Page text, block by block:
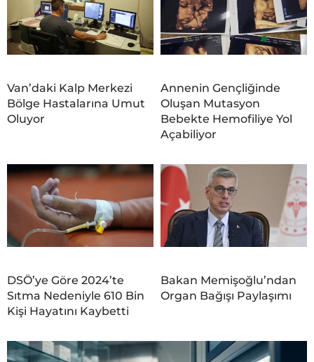
Van’daki Kalp Merkezi
Bölge Hastalarına Umut
Oluyor
Annenin Gençliğinde
Oluşan Mutasyon
Bebekte Hemofiliye Yol
Açabiliyor
DSÖ’ye Göre 2024’te
Sıtma Nedeniyle 610 Bin
Kişi Hayatını Kaybetti
Bakan Memişoğlu’ndan
Organ Bağışı Paylaşımı